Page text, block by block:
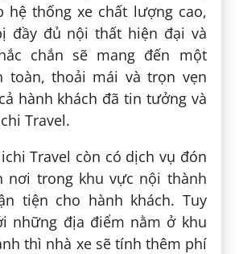
hệ thống xe chất lượng cao,
đầy đủ nội thất hiện đại và
chắn sẽ mang đến một
toàn, thoải mái và trọn vẹn
hành khách đã tin tưởng và
Travel.
Travel còn có dịch vụ đón
nơi trong khu vực nội thành
tiện cho hành khách. Tuy
những địa điểm nằm ở khu
thì nhà xe sẽ tính thêm phí